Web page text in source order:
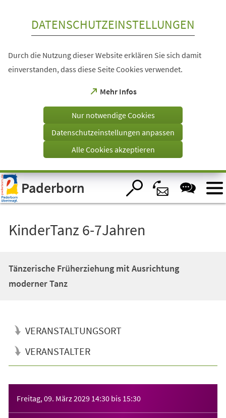
Visuelle
Assistenzsoftware
öffnen.
DATENSCHUTZEINSTELLUNGEN
Durch die Nutzung dieser Website erklären Sie sich damit
einverstanden, dass diese Seite Cookies verwendet.
Mehr Infos
(Öffnet
einem
Tab)
Nur notwendige Cookies
Datenschutzeinstellungen anpassen
Alle Cookies akzeptieren
Paderborn
KinderTanz 6-7Jahren
Tänzerische Früherziehung mit Ausrichtung
moderner Tanz
VERANSTALTUNGSORT
VERANSTALTER
Freitag, 09. März 2029 14:30 bis 15:30